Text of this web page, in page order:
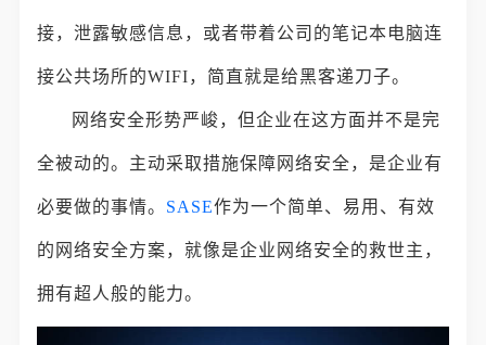
接，泄露敏感信息，或者带着公司的笔记本电脑连
接公共场所的WIFI，简直就是给黑客递刀子。
网络安全形势严峻，但企业在这方面并不是完
全被动的。主动采取措施保障网络安全，是企业有
必要做的事情。 SASE作为一个简单、易用、有效
的网络安全方案，就像是企业网络安全的救世主，
拥有超人般的能力。